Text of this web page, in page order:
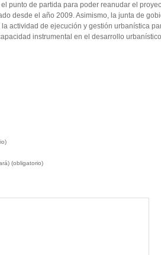
punto de partida para poder reanudar el
desde el año 2009. Asimismo, la junta de
actividad de ejecución y gestión urbanística
instrumental en el desarrollo
(obligatorio)